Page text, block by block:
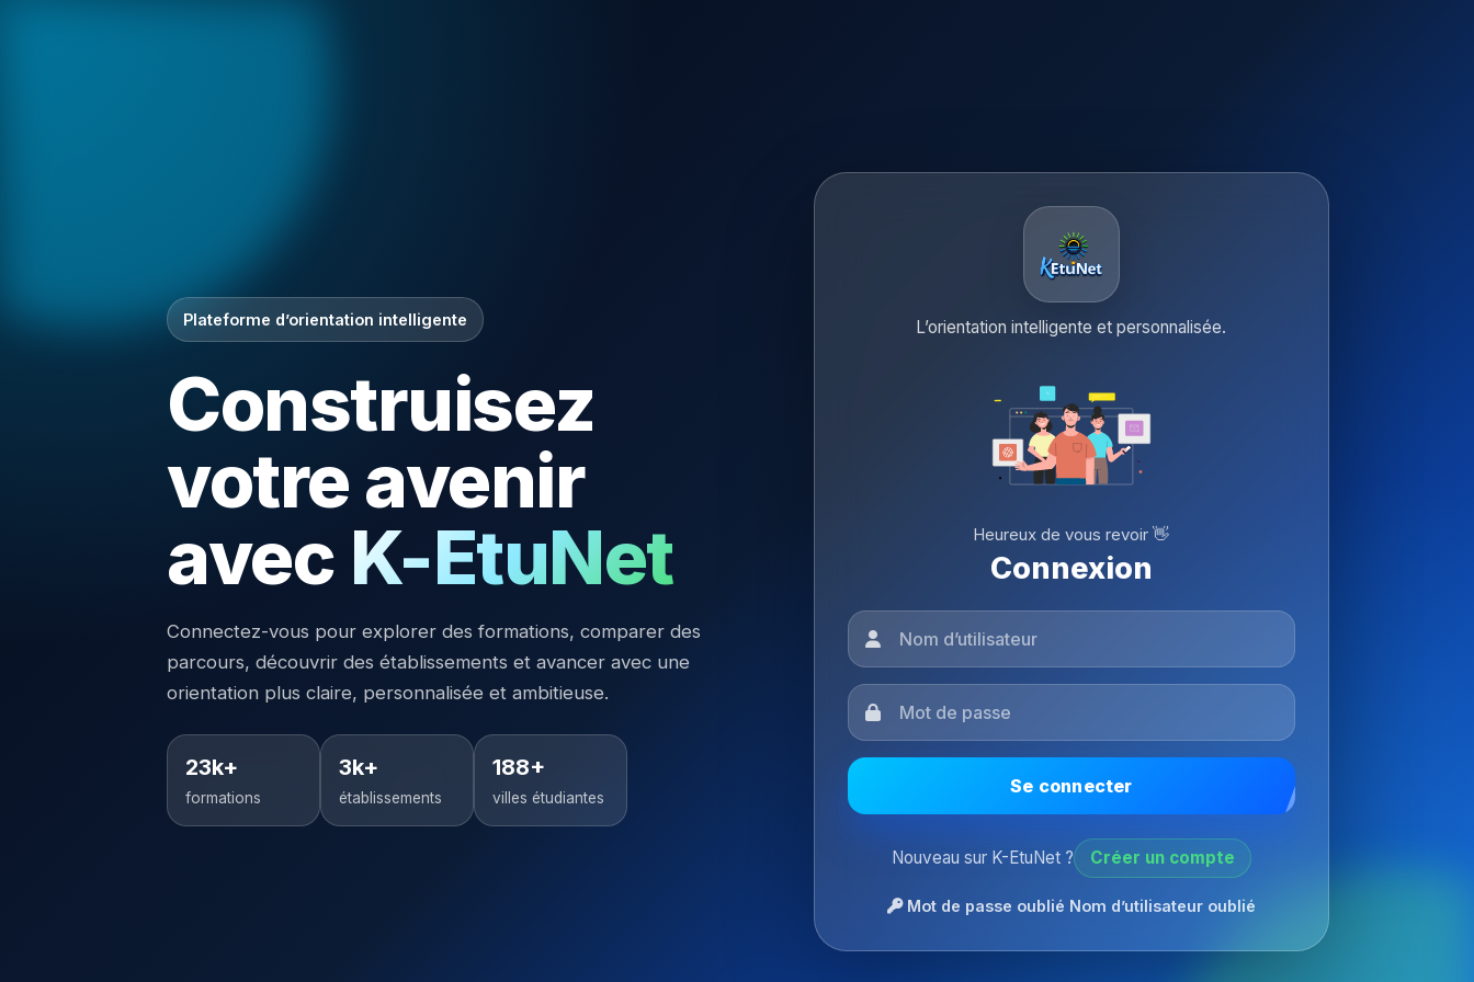
Plateforme d’orientation intelligente
Construisez
votre avenir
avec K-EtuNet
Connectez-vous pour explorer des formations, comparer des
parcours, découvrir des établissements et avancer avec une
orientation plus claire, personnalisée et ambitieuse.
23k+
formations
3k+
établissements
188+
villes étudiantes
L’orientation intelligente et personnalisée.
Heureux de vous revoir 👋
Connexion
Se connecter
Nouveau sur K-EtuNet ? Créer un compte
Mot de passe oublié Nom d’utilisateur oublié